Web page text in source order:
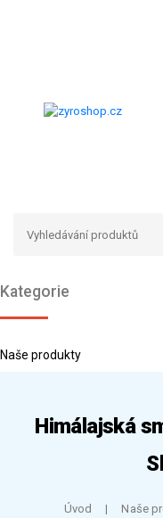
Kategorie
Naše produkty
Himálajská
Úvod Naše